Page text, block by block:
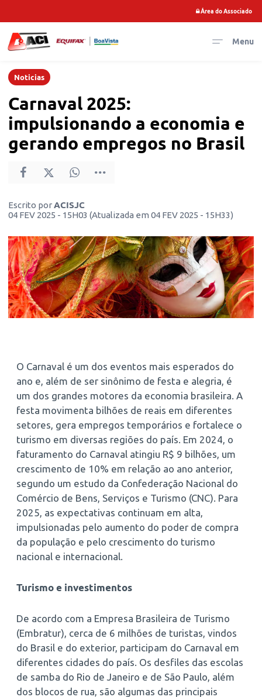
Área do Associado
Menu
Noticias
Carnaval 2025:
impulsionando a economia e
gerando empregos no Brasil
Escrito porACISJC
04 FEV 2025 - 15H03 (Atualizada em 04 FEV 2025 - 15H33)
O Carnaval é um dos eventos mais esperados do
ano e, além de ser sinônimo de festa e alegria, é
um dos grandes motores da economia brasileira. A
festa movimenta bilhões de reais em diferentes
setores, gera empregos temporários e fortalece o
turismo em diversas regiões do país. Em 2024, o
faturamento do Carnaval atingiu R$ 9 bilhões, um
crescimento de 10% em relação ao ano anterior,
segundo um estudo da Confederação Nacional do
Comércio de Bens, Serviços e Turismo (CNC). Para
2025, as expectativas continuam em alta,
impulsionadas pelo aumento do poder de compra
da população e pelo crescimento do turismo
nacional e internacional.
Turismo e investimentos
De acordo com a Empresa Brasileira de Turismo
(Embratur), cerca de 6 milhões de turistas, vindos
do Brasil e do exterior, participam do Carnaval em
diferentes cidades do país. Os desfiles das escolas
de samba do Rio de Janeiro e de São Paulo, além
dos blocos de rua, são algumas das principais